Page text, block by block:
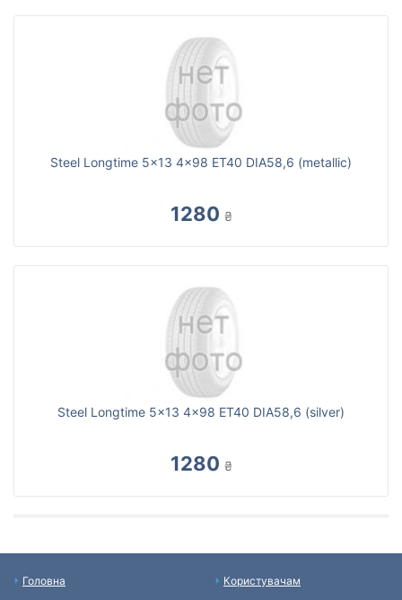
Steel Longtime 5x13 4x98 ET40 DIA58,6 (metallic)
1280 ₴
Steel Longtime 5x13 4x98 ET40 DIA58,6 (silver)
1280 ₴
Головна
Користувачам